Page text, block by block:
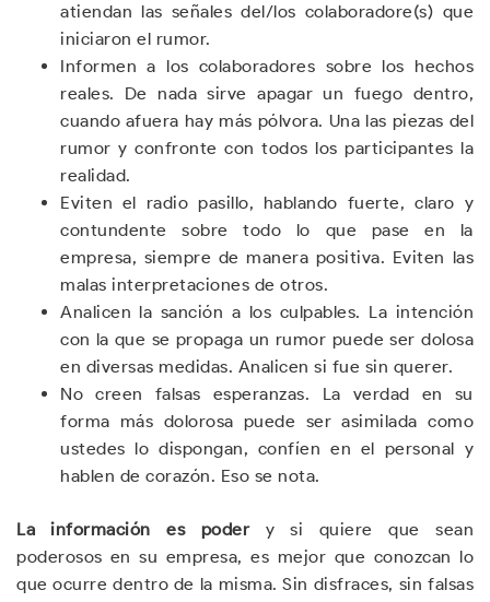
atiendan las señales del/los colaboradore(s) que
iniciaron el rumor.
Informen a los colaboradores sobre los hechos
reales. De nada sirve apagar un fuego dentro,
cuando afuera hay más pólvora. Una las piezas del
rumor y confronte con todos los participantes la
realidad.
Eviten el radio pasillo, hablando fuerte, claro y
contundente sobre todo lo que pase en la
empresa, siempre de manera positiva. Eviten las
malas interpretaciones de otros.
Analicen la sanción a los culpables. La intención
con la que se propaga un rumor puede ser dolosa
en diversas medidas. Analicen si fue sin querer.
No creen falsas esperanzas. La verdad en su
forma más dolorosa puede ser asimilada como
ustedes lo dispongan, confíen en el personal y
hablen de corazón. Eso se nota.
La información es podery si quiere que sean
poderosos en su empresa, es mejor que conozcan lo
que ocurre dentro de la misma. Sin disfraces, sin falsas